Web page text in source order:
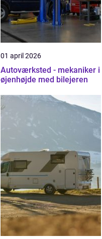
01 april 2026
Autoværksted - mekaniker i
øjenhøjde med bilejeren